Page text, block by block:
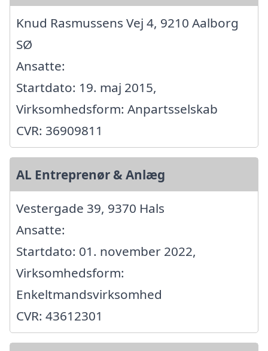
Knud Rasmussens Vej 4, 9210 Aalborg
SØ
Ansatte:
Startdato: 19. maj 2015,
Virksomhedsform: Anpartsselskab
CVR: 36909811
AL Entreprenør & Anlæg
Vestergade 39, 9370 Hals
Ansatte:
Startdato: 01. november 2022,
Virksomhedsform:
Enkeltmandsvirksomhed
CVR: 43612301